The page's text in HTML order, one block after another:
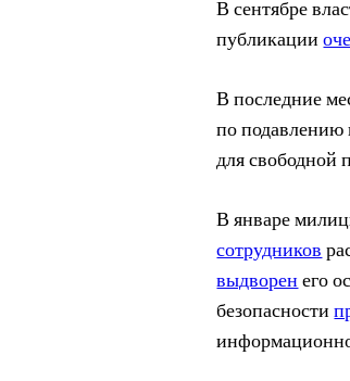
В сентябре
публикации
В последние
по подавлению
для свободной
В январе
сотрудников
выдворенего
безопасности